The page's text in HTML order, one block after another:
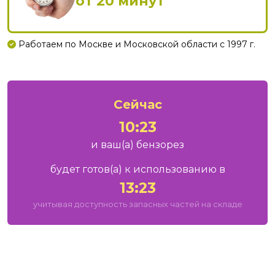
Работаем по Москве и Московской области с 1997 г.
Сейчас
10:23
и ваш(а) бензорез
будет готов(а) к использованию в
13:23
учитывая доступность запасных частей на складе